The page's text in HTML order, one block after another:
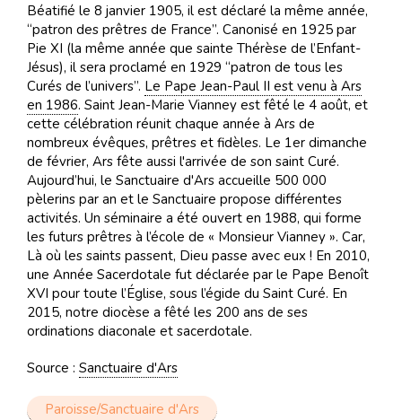
Béatifié le 8 janvier 1905, il est déclaré la même année,
“patron des prêtres de France”. Canonisé en 1925 par
Pie XI (la même année que sainte Thérèse de l’Enfant-
Jésus), il sera proclamé en 1929 “patron de tous les
Curés de l’univers”. Le Pape Jean-Paul II est venu à Ars
en 1986. Saint Jean-Marie Vianney est fêté le 4 août, et
cette célébration réunit chaque année à Ars de
nombreux évêques, prêtres et fidèles. Le 1er dimanche
de février, Ars fête aussi l'arrivée de son saint Curé.
Aujourd’hui, le Sanctuaire d'Ars accueille 500 000
pèlerins par an et le Sanctuaire propose différentes
activités. Un séminaire a été ouvert en 1988, qui forme
les futurs prêtres à l’école de « Monsieur Vianney ». Car,
Là où les saints passent, Dieu passe avec eux ! En 2010,
une Année Sacerdotale fut déclarée par le Pape Benoît
XVI pour toute l’Église, sous l’égide du Saint Curé. En
2015, notre diocèse a fêté les 200 ans de ses
ordinations diaconale et sacerdotale.
Source : Sanctuaire d'Ars
Paroisse/Sanctuaire d'Ars